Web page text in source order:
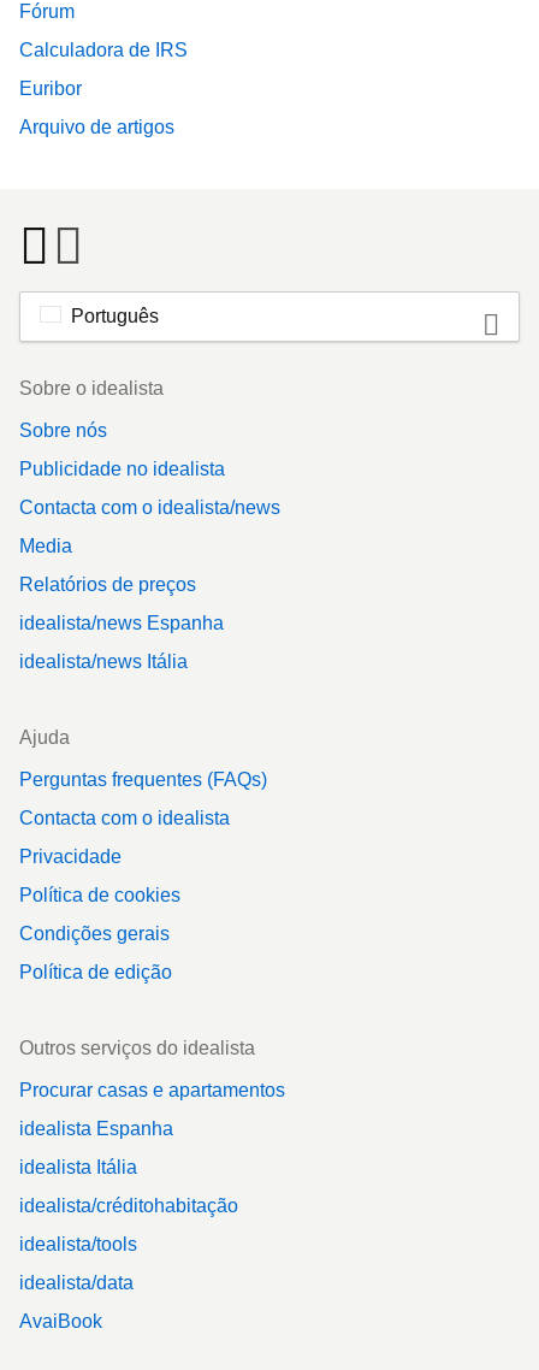
Fórum
Calculadora de IRS
Euribor
Arquivo de artigos
Português
Footer
Sobre o idealista
Sobre nós
Publicidade no idealista
Contacta com o idealista/news
Media
Relatórios de preços
idealista/news Espanha
idealista/news Itália
Ajuda
Perguntas frequentes (FAQs)
Contacta com o idealista
Privacidade
Política de cookies
Condições gerais
Política de edição
Outros serviços do idealista
Procurar casas e apartamentos
idealista Espanha
idealista Itália
idealista/créditohabitação
idealista/tools
idealista/data
AvaiBook